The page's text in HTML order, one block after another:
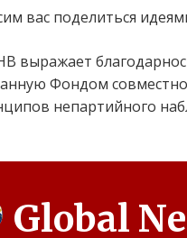
вас поделиться
выражает
Фондом
непартийного
Global